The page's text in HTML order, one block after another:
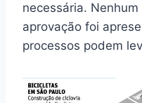
necessária.
aprovação foi
processos podem